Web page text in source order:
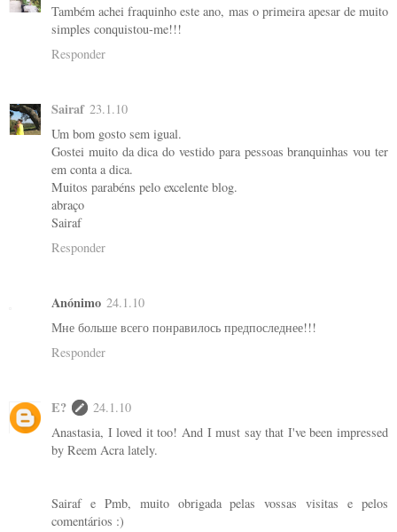
Também achei fraquinho este ano, mas o primeira apesar de muito
simples conquistou-me!!!
Responder
Sairaf 23.1.10
Um bom gosto sem igual.
Gostei muito da dica do vestido para pessoas branquinhas vou ter
em conta a dica.
Muitos parabéns pelo excelente blog.
abraço
Sairaf
Responder
Anónimo 24.1.10
Мне больше всего понравилось предпоследнее!!!
Responder
E?
24.1.10
Anastasia, I loved it too! And I must say that I've been impressed
by Reem Acra lately.
Sairaf e Pmb, muito obrigada pelas vossas visitas e pelos
comentários :)